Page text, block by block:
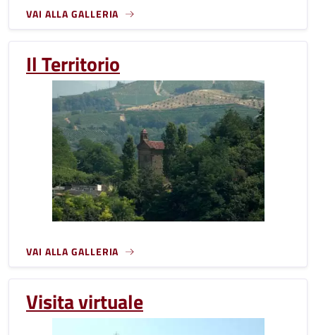
VAI ALLA GALLERIA
Il Territorio
VAI ALLA GALLERIA
Visita virtuale